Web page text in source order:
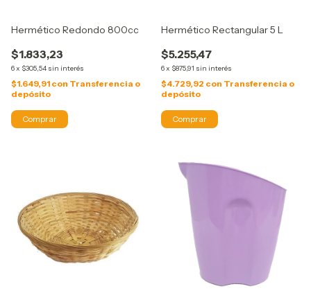
Hermético Redondo 800cc
$1.833,23
6x $305,54 sin interés
$1.649,91 con Transferencia o
depósito
Hermético Rectangular 5 L
$5.255,47
6x $875,91 sin interés
$4.729,92 con Transferencia o
depósito